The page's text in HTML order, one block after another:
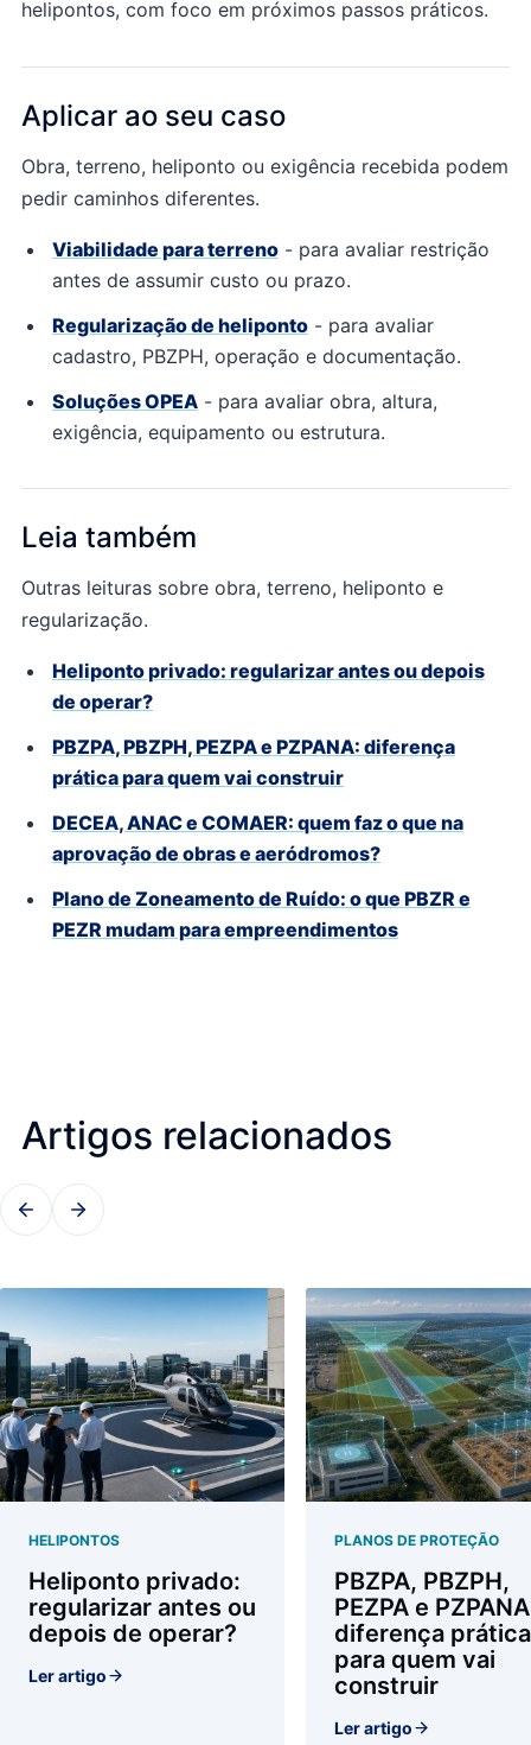
helipontos, com foco em próximos passos práticos.
Aplicar ao seu caso
Obra, terreno, heliponto ou exigência recebida podem
pedir caminhos diferentes.
Viabilidade para terreno - para avaliar restrição
antes de assumir custo ou prazo.
Regularização de heliponto - para avaliar
cadastro, PBZPH, operação e documentação.
Soluções OPEA - para avaliar obra, altura,
exigência, equipamento ou estrutura.
Leia também
Outras leituras sobre obra, terreno, heliponto e
regularização.
Heliponto privado: regularizar antes ou depois
de operar?
PBZPA, PBZPH, PEZPA e PZPANA: diferença
prática para quem vai construir
DECEA, ANAC e COMAER: quem faz o que na
aprovação de obras e aeródromos?
Plano de Zoneamento de Ruído: o que PBZR e
PEZR mudam para empreendimentos
Artigos relacionados
HELIPONTOS
Heliponto privado:
regularizar antes ou
depois de operar?
Ler artigo
PLANOS DE PROTEÇÃO
PBZPA, PBZPH,
PEZPA e
diferença prática
para quem vai
construir
Ler artigo